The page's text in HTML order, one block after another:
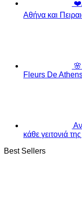
Αθήνα και
Fleurs De
κάθε γειτονιά
Best Sellers